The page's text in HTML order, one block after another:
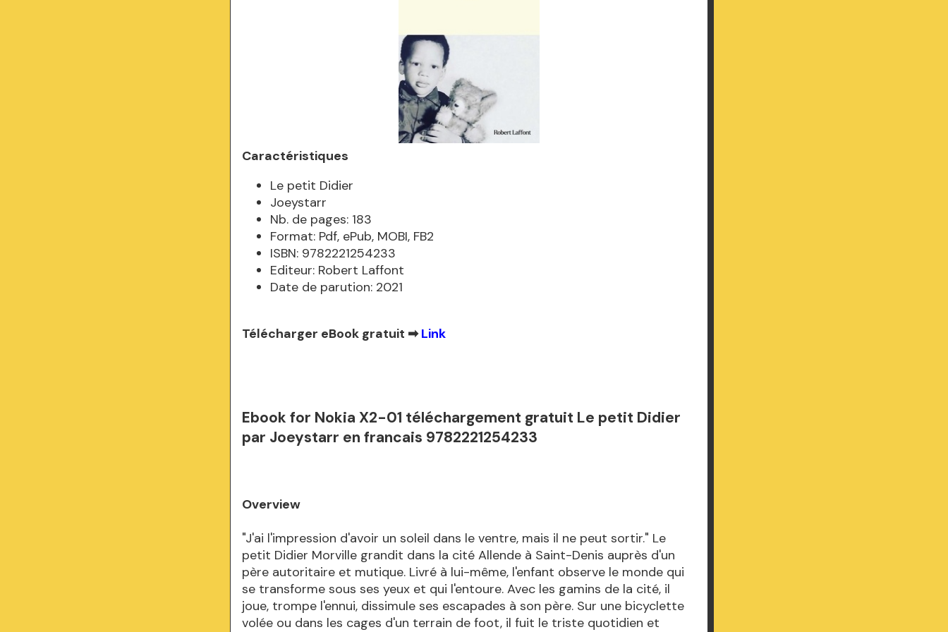
Caractéristiques
Le petit Didier
Joeystarr
Nb. de pages: 183
Format: Pdf, ePub, MOBI, FB2
ISBN: 9782221254233
Editeur: Robert Laffont
Date de parution: 2021
Télécharger eBook gratuit ➡Link
Ebook for Nokia X2-01 téléchargement gratuit Le petit Didier
par Joeystarr en francais 9782221254233
Overview
"J'ai l'impression d'avoir un soleil dans le ventre, mais il ne peut sortir." Le
petit Didier Morville grandit dans la cité Allende à Saint-Denis auprès d'un
père autoritaire et mutique. Livré à lui-même, l'enfant observe le monde qui
se transforme sous ses yeux et qui l'entoure. Avec les gamins de la cité, il
joue, trompe l'ennui, dissimule ses escapades à son père. Sur une bicyclette
volée ou dans les cages d'un terrain de foot, il fuit le triste quotidien et